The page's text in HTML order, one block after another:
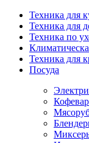
Техника для
Техника для
Техника по
Техника для
Посуда